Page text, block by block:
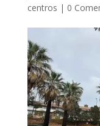
centros | 0